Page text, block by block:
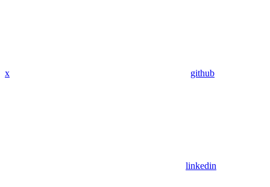
x github
linkedin